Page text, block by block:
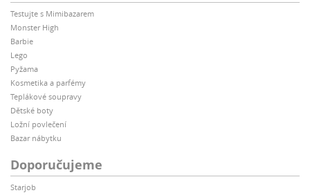
Testujte s Mimibazarem
Monster High
Barbie
Lego
Pyžama
Kosmetika a parfémy
Teplákové soupravy
Dětské boty
Ložní povlečení
Bazar nábytku
Doporučujeme
Starjob